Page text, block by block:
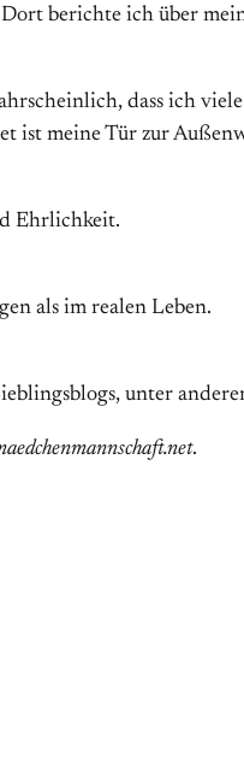
berichte ich über
dass ich
ist meine Tür zur
Ehrlichkeit.
als im realen Leben.
unter
.